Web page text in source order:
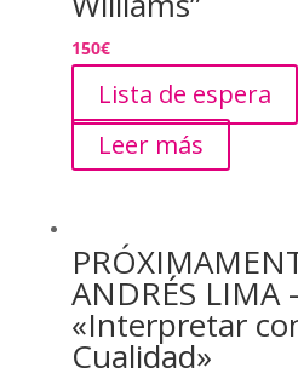
150€
Lista de espera
Leer más
ANDRÉS LIMA
«Interpretar
Cualidad»